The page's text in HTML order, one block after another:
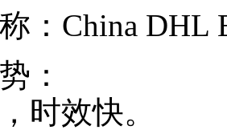
户
：China DHL
：
时效快。